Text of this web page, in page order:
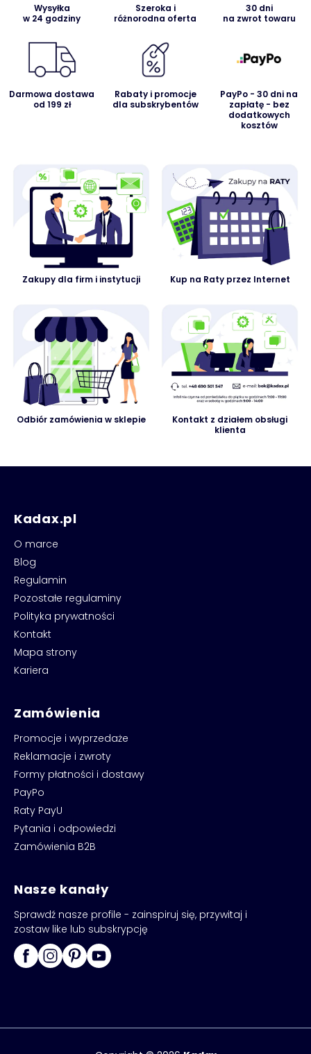
Wysyłka
w 24 godziny
Szeroka i
różnorodna oferta
30 dni
na zwrot towaru
Darmowa dostawa
od 199 zł
Rabaty i promocje
dla subskrybentów
PayPo - 30 dni na
zapłatę - bez
dodatkowych
kosztów
Zakupy dla firm i instytucji Kup na Raty przez Internet
Odbiór zamówienia w sklepie
Kontakt z działem obsługi
klienta
Kadax.pl
O marce
Blog
Regulamin
Pozostałe regulaminy
Polityka prywatności
Kontakt
Mapa strony
Kariera
Zamówienia
Promocje i wyprzedaże
Reklamacje i zwroty
Formy płatności i dostawy
PayPo
Raty PayU
Pytania i odpowiedzi
Zamówienia B2B
Nasze kanały
Sprawdź nasze profile - zainspiruj się, przywitaj i
zostaw like lub subskrypcję